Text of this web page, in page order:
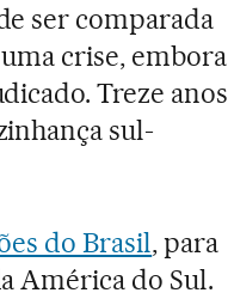
ser comparada
crise, embora
Treze anos
sul-
do Brasil, para
América do Sul.